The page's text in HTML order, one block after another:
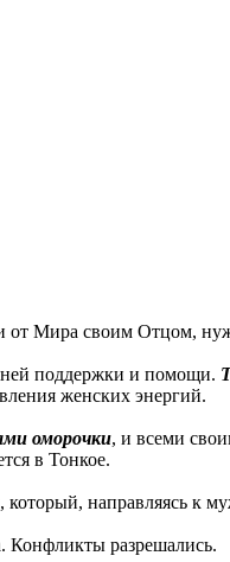
от Мира своим Отцом,
поддержки и помощи.
женских энергий.
оморочки, и всеми
в Тонкое.
направляясь к
Конфликты разрешались.